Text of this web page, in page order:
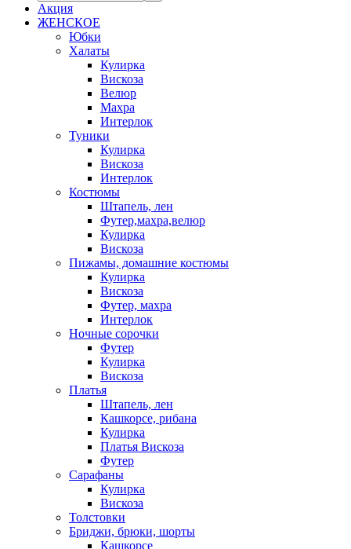
Акция
ЖЕНСКОЕ
Юбки
Халаты
Кулирка
Вискоза
Велюр
Махра
Интерлок
Туники
Кулирка
Вискоза
Интерлок
Костюмы
Штапель, лен
Футер,махра,велюр
Кулирка
Вискоза
Пижамы, домашние костюмы
Кулирка
Вискоза
Футер, махра
Интерлок
Ночные сорочки
Футер
Кулирка
Вискоза
Платья
Штапель, лен
Кашкорсе, рибана
Кулирка
Платья Вискоза
Футер
Сарафаны
Кулирка
Вискоза
Толстовки
Бриджи, брюки, шорты
Кашкорсе